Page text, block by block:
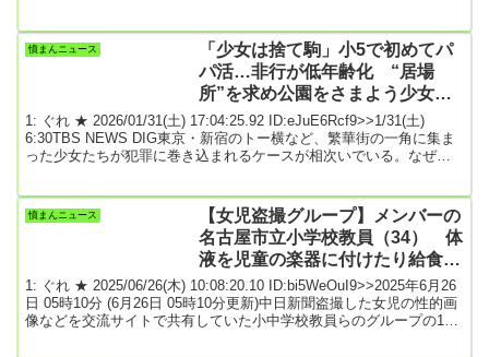
に語った。野田氏は、自民が衆院選、東京都議選、参院選で３連敗
した背景には裏金事件の影響もあったと指摘。「その当事者たちが
元気を出して『石破降ろし』をしてい...
憤まんニュース
「少女は捨て駒」小5で初めてパ
パ活…非行が低年齢化 “居場
所”を求め公園をさまよう少女た
ち
1: ぐれ ★ 2026/01/31(土) 17:04:25.92 ID:eJuE6Rcf9>>1/31(土)
6:30TBS NEWS DIG東京・新宿のトー横など、繁華街の一角に集ま
った少女たちが犯罪に巻き込まれるケースが相次いでいる。なぜ、
園（けごこうえん）」。日中はのどかなこの場所も、夜になると姿
は一変する。どこからともなく集まる若者たち。手にはタバコ。酒
憤まんニュース
【女児盗撮グループ】メンバーの
名古屋市立小学校教員（34） 体
液を児童の楽器に付けたり給食に
混入も 名古屋地検が追起訴
1: ぐれ ★ 2025/06/26(木) 10:08:20.10 ID:bi5WeOuI9>>2025年6月26
日 05時10分 (6月26日 05時10分更新)中日新聞盗撮した女児の性的画
像などを交流サイトで共有していた小中学校教員らのグループの1人